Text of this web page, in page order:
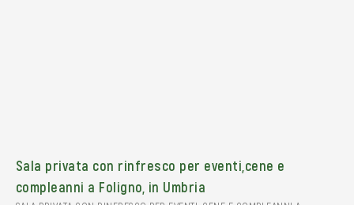
Sala privata con rinfresco per eventi,cene e
compleanni a Foligno, in Umbria